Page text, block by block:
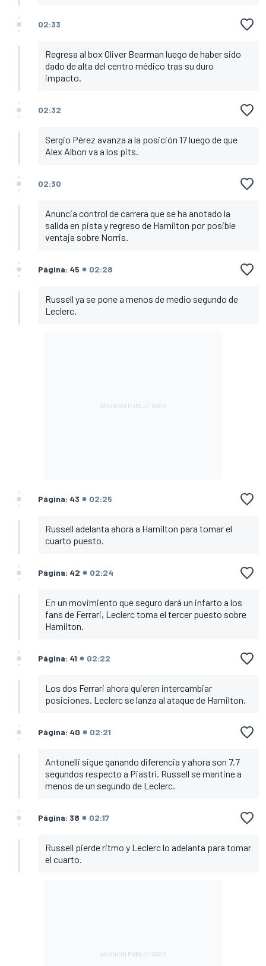
02:33
Regresa al box Oliver Bearman luego de haber sido
dado de alta del centro médico tras su duro
impacto.
02:32
Sergio Pérez avanza a la posición 17 luego de que
Alex Albon va a los pits.
02:30
Anuncia control de carrera que se ha anotado la
salida en pista y regreso de Hamilton por posible
ventaja sobre Norris.
Página: 45 02:28
Russell ya se pone a menos de medio segundo de
Leclerc.
Página: 43 02:25
Russell adelanta ahora a Hamilton para tomar el
cuarto puesto.
Página: 42 02:24
En un movimiento que seguro dará un infarto a los
fans de Ferrari, Leclerc toma el tercer puesto sobre
Hamilton.
Página: 41 02:22
Los dos Ferrari ahora quieren intercambiar
posiciones. Leclerc se lanza al ataque de Hamilton.
Página: 40 02:21
Antonelli sigue ganando diferencia y ahora son 7.7
segundos respecto a Piastri. Russell se mantine a
menos de un segundo de Leclerc.
Página: 38 02:17
Russell pierde ritmo y Leclerc lo adelanta para tomar
el cuarto.